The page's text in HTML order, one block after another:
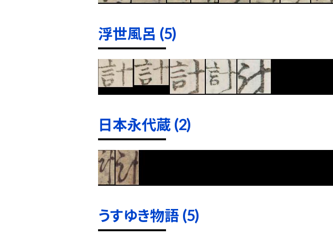
浮世風呂 (5)
日本永代蔵 (2)
うすゆき物語 (5)